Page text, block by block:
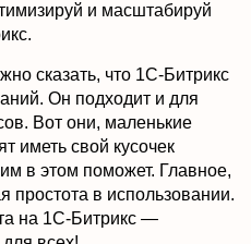
и масштабируй
сказать, что 1С-Битрикс
Он подходит и для
Вот они, маленькие
иметь свой кусочек
в этом поможет. Главное,
простота в использовании.
на 1С-Битрикс —